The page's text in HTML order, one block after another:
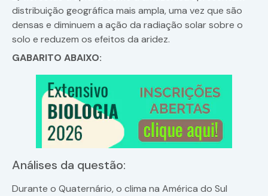
distribuição geográfica mais ampla, uma vez que são
densas e diminuem a ação da radiação solar sobre o
solo e reduzem os efeitos da aridez.
GABARITO ABAIXO:
Análises da questão:
Durante o Quaternário, o clima na América do Sul